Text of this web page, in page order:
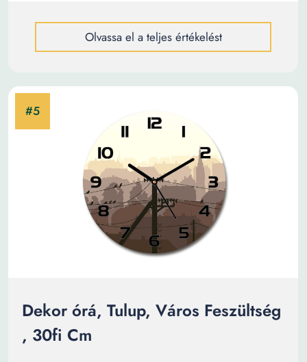
Olvassa el a teljes értékelést
Dekor órá, Tulup, Város Feszültség
, 30fi Cm